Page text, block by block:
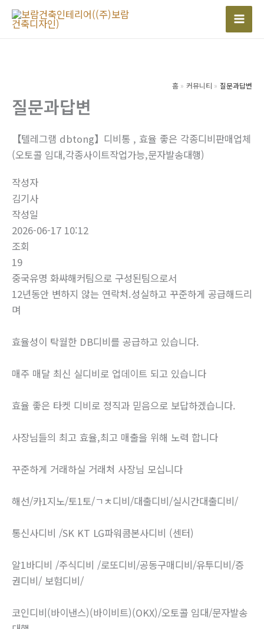
Main
홈 커뮤니티 질문과답변
질문과답변
【텔레그램 dbtong】디비통 , 효율 좋은 각종디비판매업체
(오토콜 임대,각종사이트작업가능,문자발송대행)
작성자
김기사
작성일
2026-06-17 10:12
조회
19
중국유명 화쌰해커팀으로 구성된팀으로서
12년동안 변하지 않는 연락처.성실하고 꾸준하게 공급해드리
며
효율성이 탁월한 DB디비를 공급하고 있습니다.
매주 매달 최신 실디비로 업데이트 되고 있습니다
효율 좋은 타켓 디비로 정직과 믿음으로 보답하겠습니다.
사장님들의 최고 효율,최고 매출을 위해 노력 합니다
꾸준하게 거래하실 거래처 사장님 모십니다
해선/카1지노/토1토/ㄱㅊ디비/대출디비/실시간대출디비/
통신사디비 /SK KT LG파워콤본사디비 (센터)
알1바디비 /주식디비 /로또디비/공동구매디비/유투디비/증
권디비/ 보험디비/
코인디비(바이낸스)(바이비트)(OKX)/오토콜 임대/문자발송